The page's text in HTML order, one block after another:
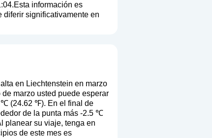
información es
diferir significativamente en
en Liechtenstein en marzo
marzo usted puede esperar
℃ (24.62 ℉). En el final de
de la punta más -2.5 ℃
planear su viaje, tenga en
de este mes es